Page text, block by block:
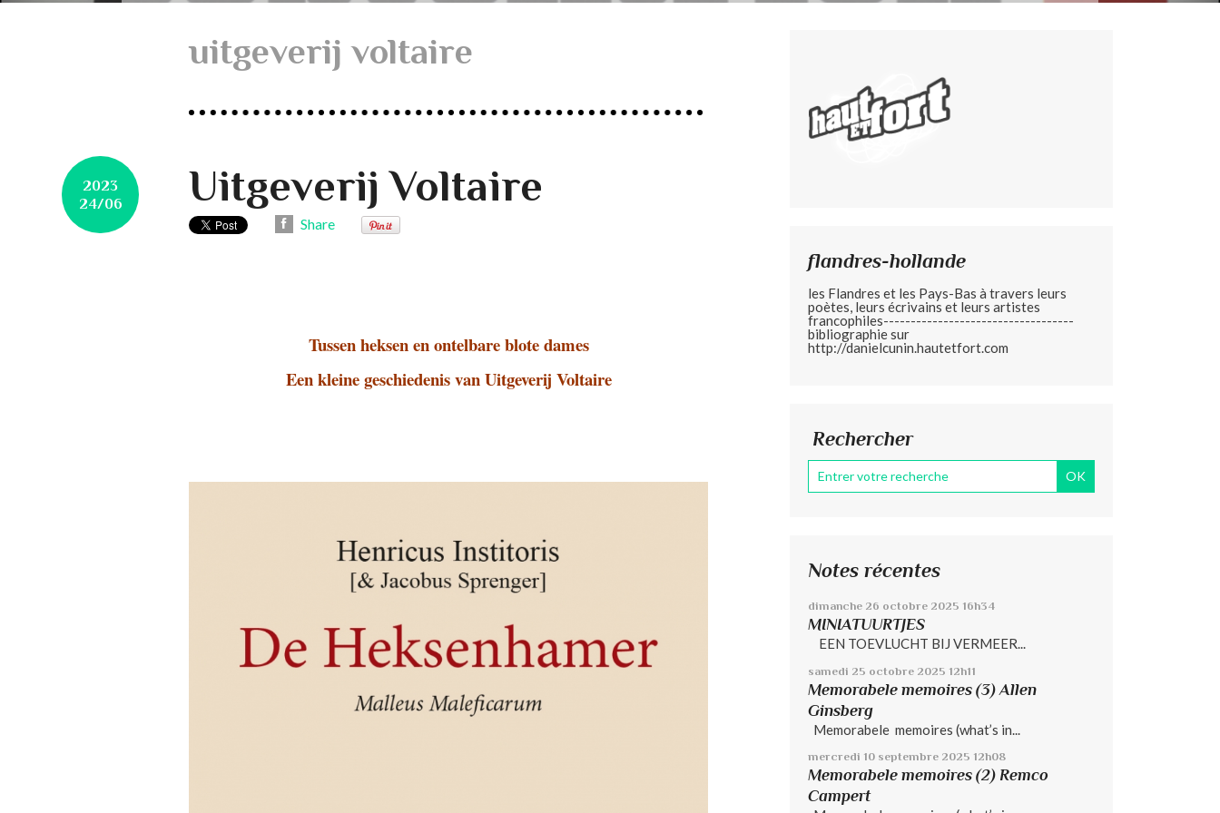
uitgeverij voltaire
2023
24/06
Uitgeverij Voltaire
Share
Tussen heksen en ontelbare blote dames
Een kleine geschiedenis van Uitgeverij Voltaire
flandres-hollande
les Flandres et les Pays-Bas à travers leurs
poètes, leurs écrivains et leurs artistes
francophiles-----------------------------------
bibliographie sur
http://danielcunin.hautetfort.com
Rechercher
Notes récentes
dimanche 26 octobre 2025 16h34
MINIATUURTJES
EEN TOEVLUCHT BIJ VERMEER...
samedi 25 octobre 2025 12h11
Memorabele memoires (3) Allen
Ginsberg
Memorabele memoires (what’s in...
mercredi 10 septembre 2025 12h08
Memorabele memoires (2) Remco
Campert